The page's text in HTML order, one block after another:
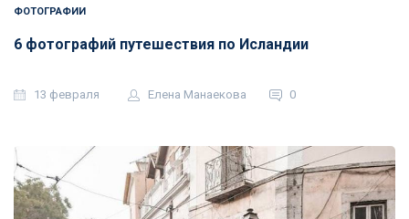
ФОТОГРАФИИ
6 фотографий путешествия по Исландии
13 февраля Елена Манаекова 0